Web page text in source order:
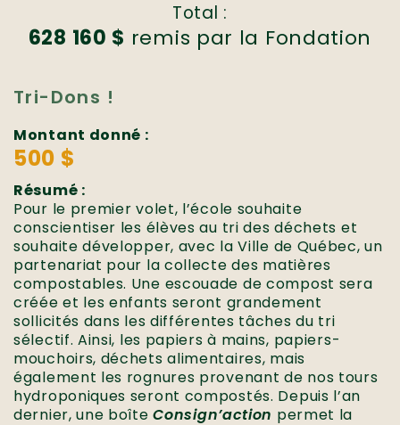
Total :
628 160 $ remis par la Fondation
Tri-Dons !
Montant donné :
500 $
Résumé :
Pour le premier volet, l’école souhaite
conscientiser les élèves au tri des déchets et
souhaite développer, avec la Ville de Québec, un
partenariat pour la collecte des matières
compostables. Une escouade de compost sera
créée et les enfants seront grandement
sollicités dans les différentes tâches du tri
sélectif. Ainsi, les papiers à mains, papiers-
mouchoirs, déchets alimentaires, mais
également les rognures provenant de nos tours
hydroponiques seront compostés. Depuis l’an
dernier, une boîteConsign’action permet la